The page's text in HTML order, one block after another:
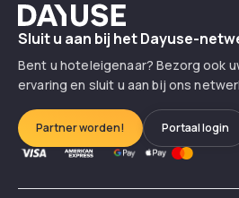
Dayuse
Sluit u aan bij het Dayuse-
Bent u hoteleigenaar? Bezorg ook
ervaring en sluit u aan bij ons
Partner worden! Portaal login